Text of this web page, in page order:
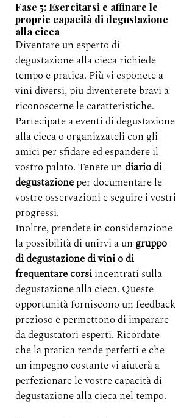
Fase 5: Esercitarsi e affinare le
proprie capacità di degustazione
alla cieca
Diventare un esperto di
degustazione alla cieca richiede
tempo e pratica. Più vi esponete a
vini diversi, più diventerete bravi a
riconoscerne le caratteristiche.
Partecipate a eventi di degustazione
alla cieca o organizzateli con gli
amici per sfidare ed espandere il
vostro palato. Tenete un diario di
degustazione per documentare le
vostre osservazioni e seguire i vostri
progressi.
Inoltre, prendete in considerazione
la possibilità di unirvi a un gruppo
di degustazione di vini o di
frequentare corsi incentrati sulla
degustazione alla cieca. Queste
opportunità forniscono un feedback
prezioso e permettono di imparare
da degustatori esperti. Ricordate
che la pratica rende perfetti e che
un impegno costante vi aiuterà a
perfezionare le vostre capacità di
degustazione alla cieca nel tempo.